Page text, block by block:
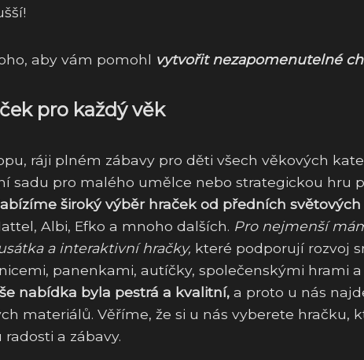
aby vám pomohl vytvořit nezapomenutelné
pro každý věk
ráji plném zábavy pro děti všech věkových
sadu pro malého umělce nebo strategickou hru
široký výběr hraček od předních světových
Albi, Efko a mnoho dalších. Pro nejmenší
a interaktivní hračky, které podporují rozvoj
panenkami, autíčky, společenskými hrami
nabídka byla pestrá a kvalitní, a proto u nás
materiálů. Věříme, že si u nás vyberete hračku,
a zábavy.